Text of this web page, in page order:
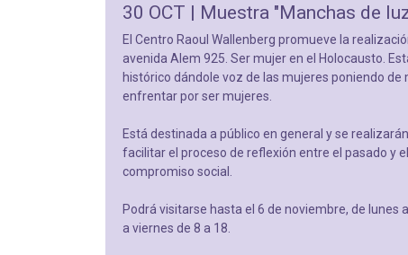
30 OCT | Muestra "Manchas de
El Centro Raoul Wallenberg promueve la
avenida Alem 925. Ser mujer en el Holocausto.
histórico dándole voz de las mujeres poniendo
enfrentar por ser mujeres.
Está destinada a público en general y se
facilitar el proceso de reflexión entre el pasado y
compromiso social.
Podrá visitarse hasta el 6 de noviembre, de lunes
a viernes de 8 a 18.